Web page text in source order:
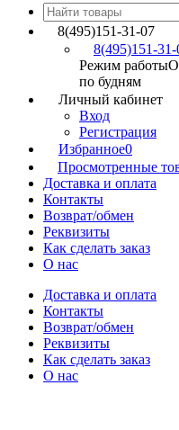
8(495)151-31-07
8(495)151-31-
Режим работы
по будням
Личный кабинет
Вход
Регистрация
Избранное0
Просмотренные
Доставка и оплата
Контакты
Возврат/обмен
Реквизиты
Как сделать заказ
О нас
Доставка и оплата
Контакты
Возврат/обмен
Реквизиты
Как сделать заказ
О нас